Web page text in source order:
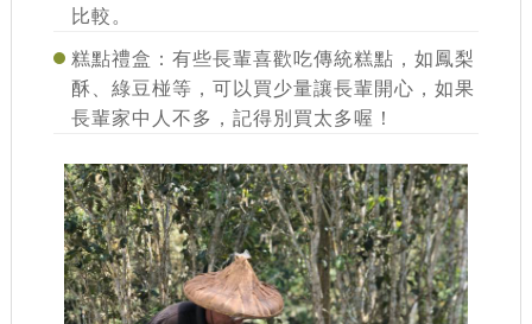
比較。
糕點禮盒 ：有些長輩喜歡吃傳統糕點，如鳳梨
酥、綠豆椪等，可以買少量讓長輩開心，如果
長輩家中人不多，記得別買太多喔！